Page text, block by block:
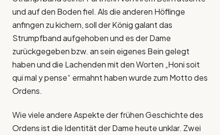
und auf den Boden fiel. Als die anderen Höflinge
anfingen zu kichern, soll der König galant das
Strumpfband aufgehoben und es der Dame
zurückgegeben bzw. an sein eigenes Bein gelegt
haben und die Lachenden mit den Worten „Honi soit
qui mal y pense“ ermahnt haben wurde zum Motto des
Ordens.
Wie viele andere Aspekte der frühen Geschichte des
Ordens ist die Identität der Dame heute unklar. Zwei